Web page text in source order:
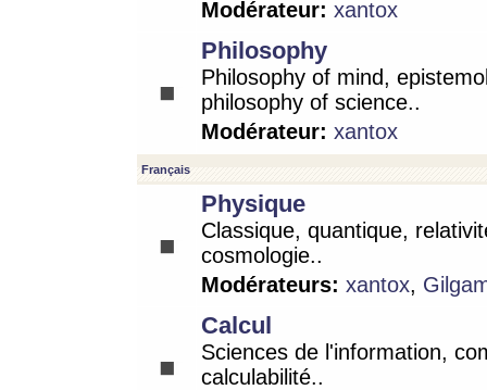
Modérateur: xantox
Philosophy
Philosophy of mind,
philosophy of science..
Modérateur: xantox
Français
Physique
Classique, quantique,
cosmologie..
Modérateurs: xantox,
Calcul
Sciences de l'information,
calculabilité..